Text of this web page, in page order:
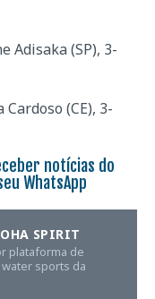
Adisaka (SP), 3-
(CE), 3-
notícias do
WhatsApp
SPIRIT
plataforma de
sports da